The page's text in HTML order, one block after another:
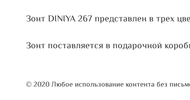
Зонт DINIYA 267 представлен в трех
Зонт поставляется в подарочной
© 2020 Любое использование контента без